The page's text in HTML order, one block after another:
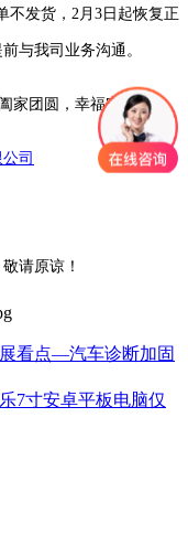
不发货，2月3日起恢复正
与我司业务沟通。
家团圆，幸福安康！
司
请原谅！
看点—汽车诊断加固
7寸安卓平板电脑仅